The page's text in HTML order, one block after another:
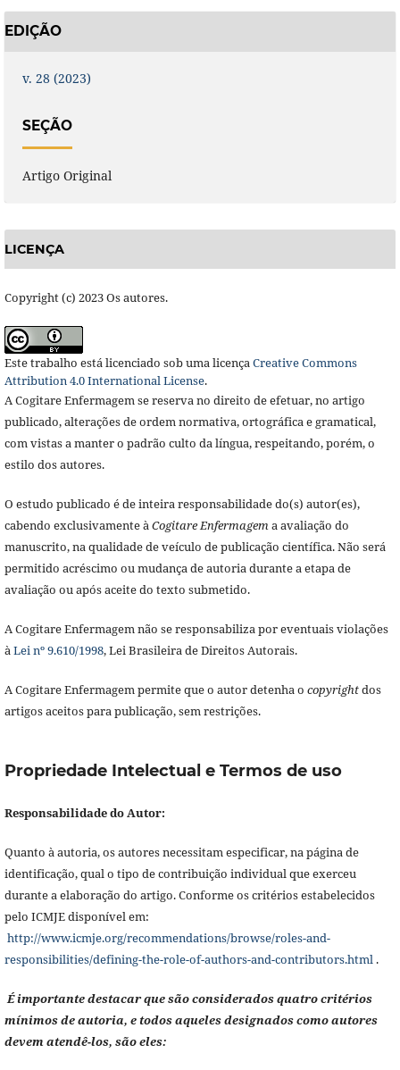
EDIÇÃO
v. 28 (2023)
SEÇÃO
Artigo Original
LICENÇA
Copyright (c) 2023 Os autores.
Este trabalho está licenciado sob uma licençaCreative Commons
Attribution 4.0 International License.
A Cogitare Enfermagem se reserva no direito de efetuar, no artigo
publicado, alterações de ordem normativa, ortográfica e gramatical,
com vistas a manter o padrão culto da língua, respeitando, porém, o
estilo dos autores.
O estudo publicado é de inteira responsabilidade do(s) autor(es),
cabendo exclusivamente àCogitare Enfermagema avaliação do
manuscrito, na qualidade de veículo de publicação científica. Não será
permitido acréscimo ou mudança de autoria durante a etapa de
avaliação ou após aceite do texto submetido.
A Cogitare Enfermagem não se responsabiliza por eventuais violações
àLei nº 9.610/1998, Lei Brasileira de Direitos Autorais.
A Cogitare Enfermagem permite que o autor detenha o copyrightdos
artigos aceitos para publicação, sem restrições.
Propriedade Intelectual e Termos de uso
Responsabilidade do Autor:
Quanto à autoria, os autores necessitam especificar, na página de
identificação, qual o tipo de contribuição individual que exerceu
durante a elaboração do artigo. Conforme os critérios estabelecidos
pelo ICMJE disponível em:
http://www.icmje.org/recommendations/browse/roles-and-
responsibilities/defining-the-role-of-authors-and-contributors.html.
É importante destacar que são considerados quatro critérios
mínimos de autoria, e todos aqueles designados como autores
devem atendê-los, são eles: